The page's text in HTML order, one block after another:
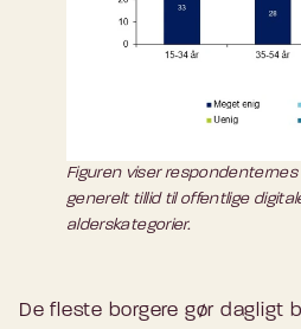
Figuren viser
generelt tillid til offentlige
alderskategorier.
De fleste borgere gør dagligt